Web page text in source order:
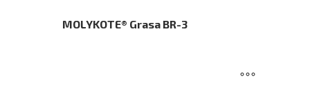
MOLYKOTE® Grasa BR-3